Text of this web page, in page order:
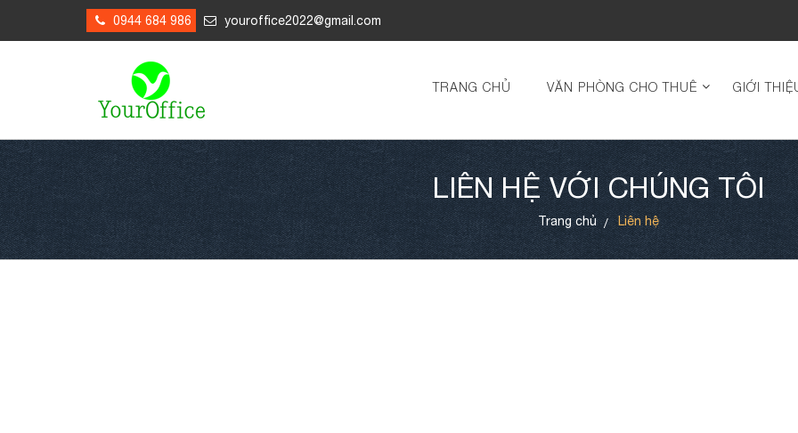
0944 684 986 youroffice2022@gmail.com
TRANG CHỦ VĂN PHÒNG CHO THUÊ GIỚI
LIÊN HỆ VỚI CHÚNG TÔI
Trang chủ Liên hệ